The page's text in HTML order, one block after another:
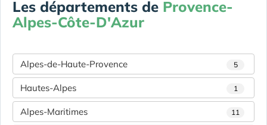
Les départements de Provence-
Alpes-Côte-D'Azur
Alpes-de-Haute-Provence 5
Hautes-Alpes 1
Alpes-Maritimes 11